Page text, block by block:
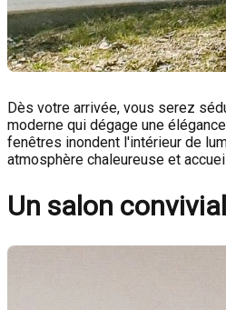
Dès votre arrivée, vous serez
moderne qui dégage une
fenêtres inondent l'intérieur de
atmosphère chaleureuse et
Un salon